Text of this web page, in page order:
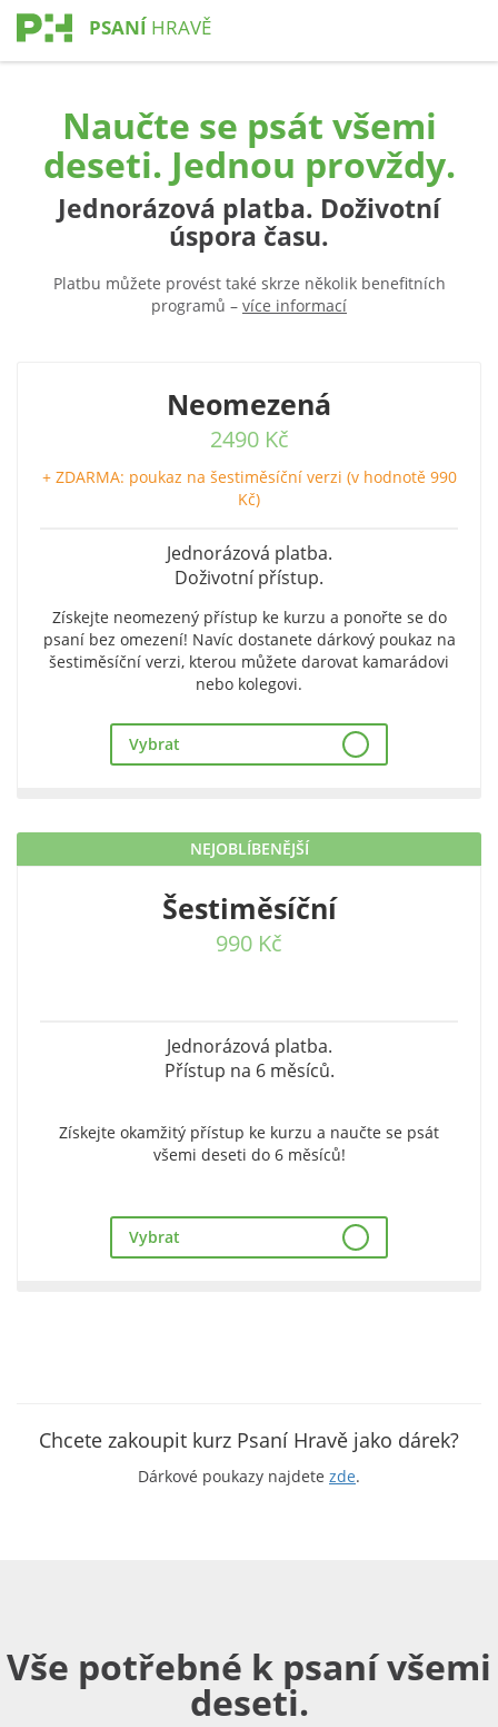
PSANÍ HRAVĚ
Naučte se psát všemi
deseti. Jednou provždy.
Jednorázová platba. Doživotní
úspora času.
Platbu můžete provést také skrze několik benefitních
programů – více informací
Neomezená
2490 Kč
+ ZDARMA: poukaz na šestiměsíční verzi (v hodnotě 990
Kč)
Jednorázová platba.
Doživotní přístup.
Získejte neomezený přístup ke kurzu a ponořte se do
psaní bez omezení! Navíc dostanete dárkový poukaz na
šestiměsíční verzi, kterou můžete darovat kamarádovi
nebo kolegovi.
Vybrat
NEJOBLÍBENĚJŠÍ
Šestiměsíční
990 Kč
Jednorázová platba.
Přístup na 6 měsíců.
Získejte okamžitý přístup ke kurzu a naučte se psát
všemi deseti do 6 měsíců!
Vybrat
Chcete zakoupit kurz Psaní Hravě jako dárek?
Dárkové poukazy najdete zde.
Vše potřebné k psaní všemi
deseti.